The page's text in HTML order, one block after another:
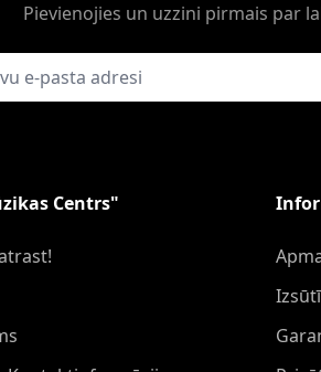
Pievienojies un uzzini pirmais par
Centrs"